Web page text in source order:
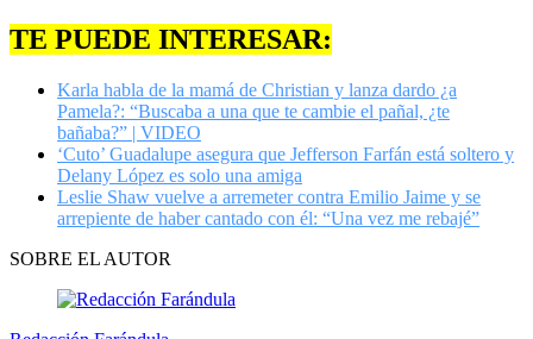
TE PUEDE INTERESAR:
Karla habla de la mamá de Christian y lanza dardo ¿a
Pamela?: “Buscaba a una que te cambie el pañal, ¿te
bañaba?” | VIDEO
‘Cuto’ Guadalupe asegura que Jefferson Farfán está soltero y
Delany López es solo una amiga
Leslie Shaw vuelve a arremeter contra Emilio Jaime y se
arrepiente de haber cantado con él: “Una vez me rebajé”
SOBRE EL AUTOR